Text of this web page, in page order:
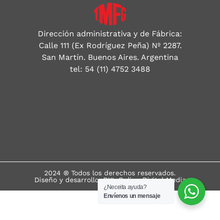
Dirección administrativa y de Fábrica:
Calle 111 (Ex Rodríguez Peña) Nº 2287.
San Martín. Buenos Aires. Argentina
tel: 54 (11) 4752 3488
2024 ® Todos los derechos reservados.
Diseño y desarrollo: DYL Online Digital Media
¿Neceita ayuda?
Envíenos un mensaje